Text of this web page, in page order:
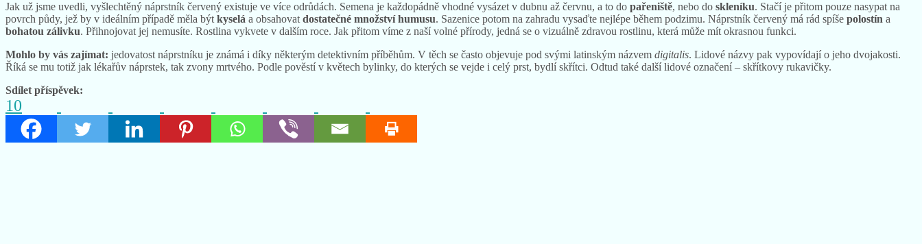
Jak už jsme uvedli, vyšlechtěný náprstník červený existuje ve více odrůdách. Semena je každopádně vhodné vysázet v dubnu až červnu, a to do pařeniště, nebo do skleníku. Stačí je přitom pouze nasypat na
povrch půdy, jež by v ideálním případě měla být kyselá a obsahovat dostatečné množství humusu. Sazenice potom na zahradu vysaďte nejlépe během podzimu. Náprstník červený má rád spíše polostín a
bohatou zálivku. Přihnojovat jej nemusíte. Rostlina vykvete v dalším roce. Jak přitom víme z naší volné přírody, jedná se o vizuálně zdravou rostlinu, která může mít okrasnou funkci.
Mohlo by vás zajímat: jedovatost náprstníku je známá i díky některým detektivním příběhům. V těch se často objevuje pod svými latinským názvem digitalis. Lidové názvy pak vypovídají o jeho dvojakosti.
Říká se mu totiž jak lékařův náprstek, tak zvony mrtvého. Podle pověstí v květech bylinky, do kterých se vejde i celý prst, bydlí skřítci. Odtud také další lidové označení – skřítkovy rukavičky.
Sdílet příspěvek:
10